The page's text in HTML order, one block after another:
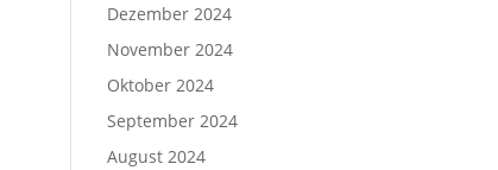
Dezember 2024
November 2024
Oktober 2024
September 2024
August 2024